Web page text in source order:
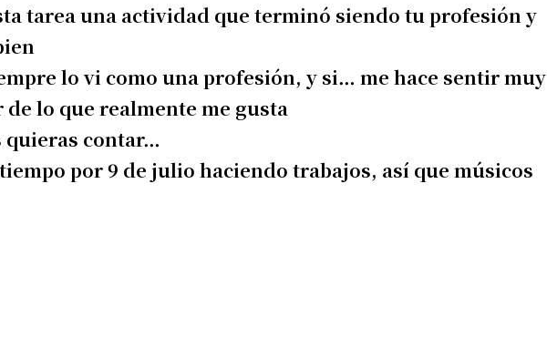
tarea una actividad que terminó siendo tu profesión y
lo vi como una profesión, y si… me hace sentir muy
lo que realmente me gusta
quieras contar…
por 9 de julio haciendo trabajos, así que músicos